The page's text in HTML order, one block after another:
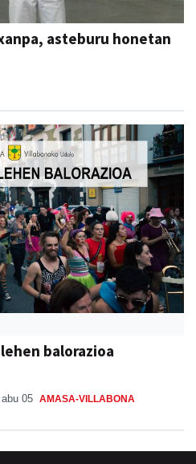
asteburu honetan
balorazioa
abu 05 AMASA-VILLABONA